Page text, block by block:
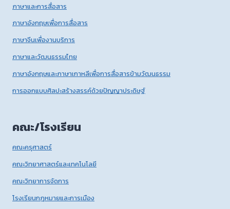
ภาษาและการสื่อสาร
ภาษาอังกฤษเพื่อการสื่อสาร
ภาษาจีนเพื่องานบริการ
ภาษาและวัฒนธรรมไทย
ภาษาอังกฤษและภาษาเกาหลีเพื่อการสื่อสารข้ามวัฒนธรรม
การออกแบบศิลปะสร้างสรรค์ด้วยปัญญาประดิษฐ์
คณะ/โรงเรียน
คณะครุศาสตร์
คณะวิทยาศาสตร์และเทคโนโลยี
คณะวิทยาการจัดการ
โรงเรียนกฎหมายและการเมือง